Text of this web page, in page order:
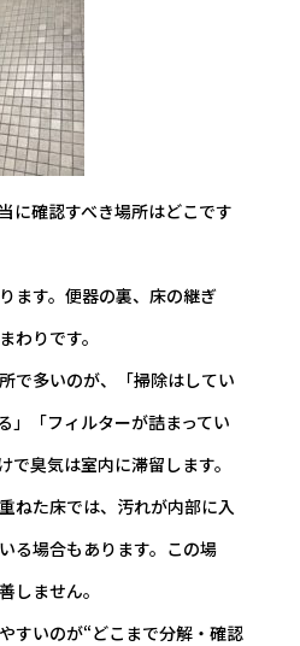
に確認すべき場所はどこです
ます。便器の裏、床の継ぎ
わりです。
で多いのが、「掃除はしてい
」「フィルターが詰まってい
で臭気は室内に滞留します。
ねた床では、汚れが内部に入
る場合もあります。この場
しません。
すいのが“どこまで分解・確認